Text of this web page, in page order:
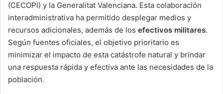
(CECOPI) y la Generalitat Valenciana. Esta colaboración
interadministrativa ha permitido desplegar medios y
recursos adicionales, además de los efectivos militares.
Según fuentes oficiales, el objetivo prioritario es
minimizar el impacto de esta catástrofe natural y brindar
una respuesta rápida y efectiva ante las necesidades de la
población.